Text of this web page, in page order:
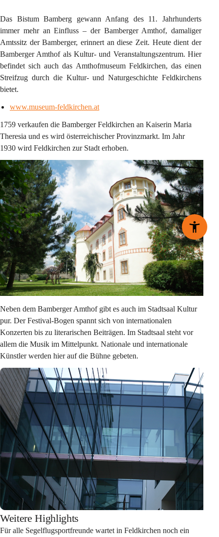
Das Bistum Bamberg gewann Anfang des 11. Jahrhunderts
immer mehr an Einfluss – der Bamberger Amthof, damaliger
Amtssitz der Bamberger, erinnert an diese Zeit. Heute dient der
Bamberger Amthof als Kultur- und Veranstaltungszentrum. Hier
befindet sich auch das Amthofmuseum Feldkirchen, das einen
Streifzug durch die Kultur- und Naturgeschichte Feldkirchens
bietet.
www.museum-feldkirchen.at
1759 verkaufen die Bamberger Feldkirchen an Kaiserin Maria
Theresia und es wird österreichischer Provinzmarkt. Im Jahr
1930 wird Feldkirchen zur Stadt erhoben.
Neben dem Bamberger Amthof gibt es auch im Stadtsaal Kultur
pur. Der Festival-Bogen spannt sich von internationalen
Konzerten bis zu literarischen Beiträgen. Im Stadtsaal steht vor
allem die Musik im Mittelpunkt. Nationale und internationale
Künstler werden hier auf die Bühne gebeten.
Weitere Highlights
Für alle Segelflugsportfreunde wartet in Feldkirchen noch ein